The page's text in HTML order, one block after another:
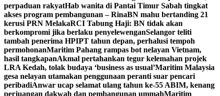
perpaduan rakyatHab wanita di Pantai Timur Sabah tingkat
akses program pembangunan – RinaBN mahu bertanding 21
kerusi PRN MelakaRCI Tabung Haji: BN tidak akan
berkompromi jika berlaku penyelewenganSelangor teliti
tambah penerima HPIPT tahun depan, perhalusi tempoh
permohonanMaritim Pahang rampas bot nelayan Vietnam,
hasil tangkapanAkmal pertahankan tegur kelemahan projek
LRA Kedah, tolak budaya ‘business as usual’Maritim Malaysia
gesa nelayan utamakan penggunaan peranti suar pencari
peribadiAnwar ucap selamat ulang tahun ke-55 ABIM, kenang
perjuangan dakwah dan pembangunan ummahMaritim